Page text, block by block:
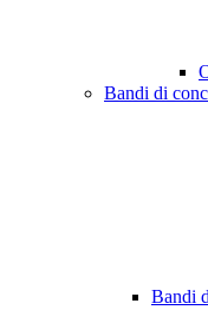
Bandi di
Bandi